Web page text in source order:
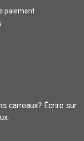
paiement
carreaux? Écrire sur